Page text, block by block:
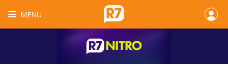
MENU